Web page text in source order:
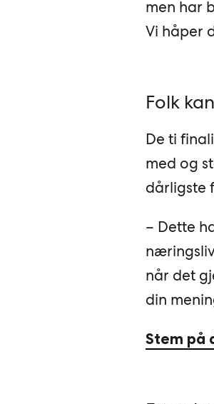
men har
Vi håper
Folk
De ti
med og
dårligste
– Dette
når det
din
Stem på